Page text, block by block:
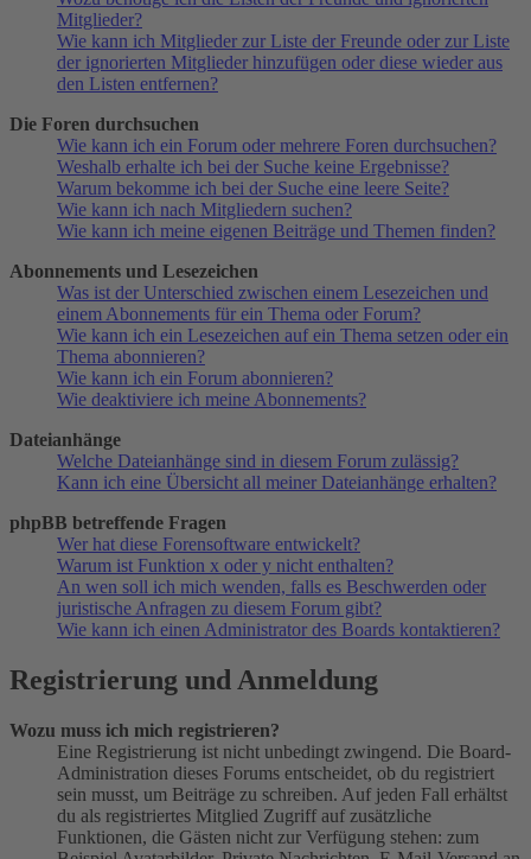
Mitglieder?
Wie kann ich Mitglieder zur Liste der Freunde oder zur Liste
der ignorierten Mitglieder hinzufügen oder diese wieder aus
den Listen entfernen?
Die Foren durchsuchen
Wie kann ich ein Forum oder mehrere Foren durchsuchen?
Weshalb erhalte ich bei der Suche keine Ergebnisse?
Warum bekomme ich bei der Suche eine leere Seite?
Wie kann ich nach Mitgliedern suchen?
Wie kann ich meine eigenen Beiträge und Themen finden?
Abonnements und Lesezeichen
Was ist der Unterschied zwischen einem Lesezeichen und
einem Abonnements für ein Thema oder Forum?
Wie kann ich ein Lesezeichen auf ein Thema setzen oder ein
Thema abonnieren?
Wie kann ich ein Forum abonnieren?
Wie deaktiviere ich meine Abonnements?
Dateianhänge
Welche Dateianhänge sind in diesem Forum zulässig?
Kann ich eine Übersicht all meiner Dateianhänge erhalten?
phpBB betreffende Fragen
Wer hat diese Forensoftware entwickelt?
Warum ist Funktion x oder y nicht enthalten?
An wen soll ich mich wenden, falls es Beschwerden oder
juristische Anfragen zu diesem Forum gibt?
Wie kann ich einen Administrator des Boards kontaktieren?
Registrierung und Anmeldung
Wozu muss ich mich registrieren?
Eine Registrierung ist nicht unbedingt zwingend. Die Board-
Administration dieses Forums entscheidet, ob du registriert
sein musst, um Beiträge zu schreiben. Auf jeden Fall erhältst
du als registriertes Mitglied Zugriff auf zusätzliche
Funktionen, die Gästen nicht zur Verfügung stehen: zum